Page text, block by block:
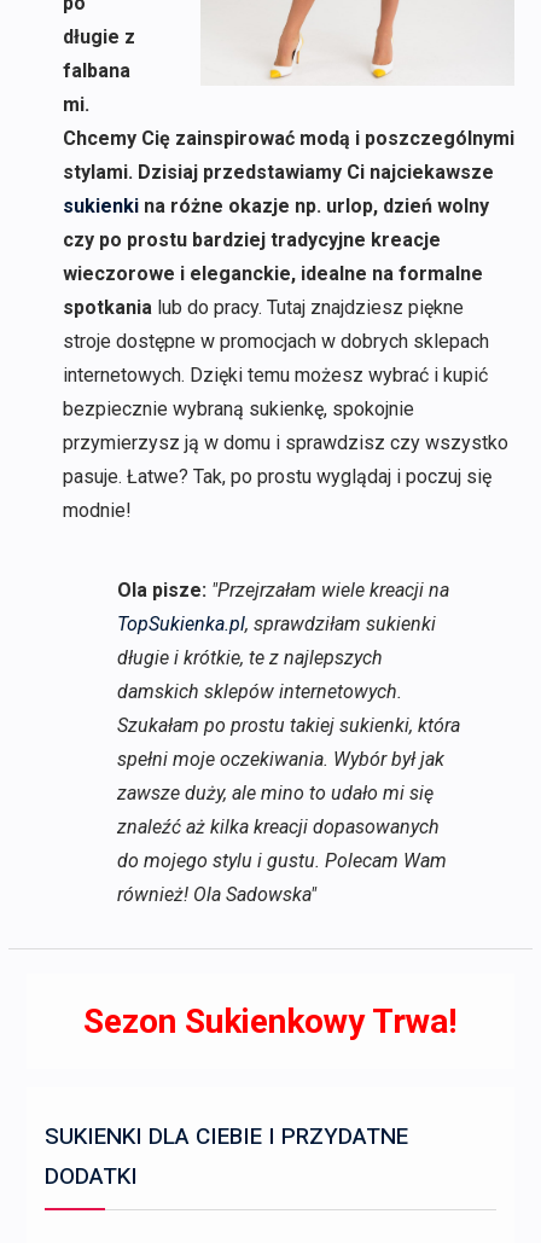
długie z
falbana
mi.
Chcemy Cię zainspirować modą i poszczególnymi
stylami. Dzisiaj przedstawiamy Ci najciekawsze
sukienkina różne okazje np. urlop, dzień wolny
czy po prostu bardziej tradycyjne kreacje
wieczorowe i eleganckie, idealne na formalne
spotkanialub do pracy. Tutaj znajdziesz piękne
stroje dostępne w promocjach w dobrych sklepach
internetowych. Dzięki temu możesz wybrać i kupić
bezpiecznie wybraną sukienkę, spokojnie
przymierzysz ją w domu i sprawdzisz czy wszystko
pasuje. Łatwe? Tak, po prostu wyglądaj i poczuj się
modnie!
Ola pisze: "Przejrzałam wiele kreacji na
TopSukienka.pl, sprawdziłam sukienki
długie i krótkie, te z najlepszych
damskich sklepów internetowych.
Szukałam po prostu takiej sukienki, która
spełni moje oczekiwania. Wybór był jak
zawsze duży, ale mino to udało mi się
znaleźć aż kilka kreacji dopasowanych
do mojego stylu i gustu. Polecam Wam
również! Ola Sadowska"
Sezon Sukienkowy Trwa!
SUKIENKI DLA CIEBIE I PRZYDATNE
DODATKI